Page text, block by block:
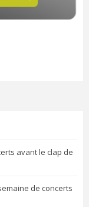
avant le clap de
de concerts